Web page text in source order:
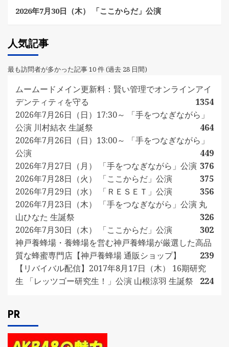
2026年7月30日（木） 「ここからだ」公演
人気記事
最も訪問者が多かった記事 10 件 (過去 28 日間)
ムームードメイン更新料：賢い管理でオンラインアイ
デンティティを守る
1354
2026年7月26日（日）17:30～ 「手をつなぎながら」
公演 川村結衣 生誕祭
464
2026年7月26日（日）13:00～ 「手をつなぎながら」
公演
449
2026年7月27日（月） 「手をつなぎながら」公演 376
2026年7月28日（火） 「ここからだ」公演
375
2026年7月29日（水） 「ＲＥＳＥＴ」公演
356
2026年7月23日（木） 「手をつなぎながら」公演 丸
山ひなた 生誕祭
326
2026年7月30日（木） 「ここからだ」公演
302
神戸養蜂場・養蜂場を営む神戸養蜂場が厳選した高品
質な蜂蜜専門店【神戸養蜂場 通販ショップ】
239
【リバイバル配信】2017年8月17日（木） 16期研究
生 「レッツゴー研究生！」公演 山根涼羽 生誕祭
224
PR